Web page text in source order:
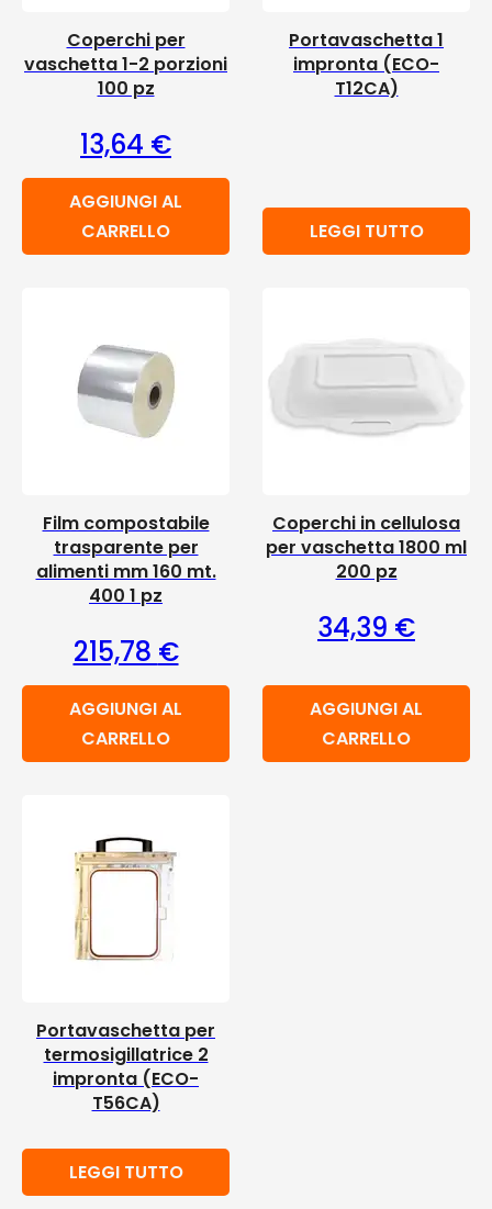
Coperchi per
vaschetta 1-2 porzioni
100 pz
13,64 €
AGGIUNGI AL
CARRELLO
Portavaschetta 1
impronta (ECO-
T12CA)
LEGGI TUTTO
Film compostabile
trasparente per
alimenti mm 160 mt.
400 1 pz
215,78 €
AGGIUNGI AL
CARRELLO
Coperchi in cellulosa
per vaschetta 1800 ml
200 pz
34,39 €
AGGIUNGI AL
CARRELLO
Portavaschetta per
termosigillatrice 2
impronta (ECO-
T56CA)
LEGGI TUTTO